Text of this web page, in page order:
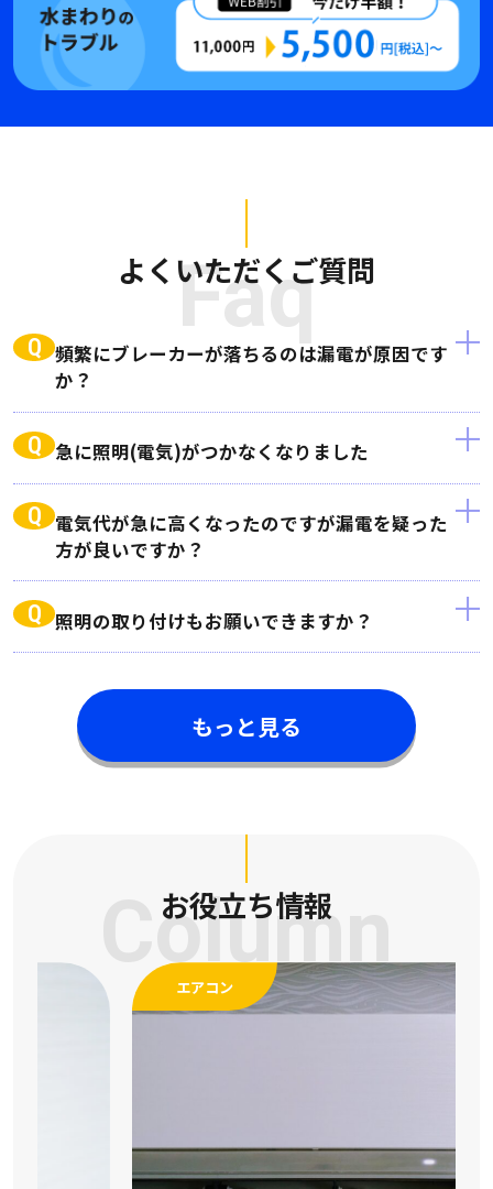
Faq
よくいただくご質問
Q 頻繁にブレーカーが落ちるのは漏電が原因です
か？
Q 急に照明(電気)がつかなくなりました
Q 電気代が急に高くなったのですが漏電を疑った
方が良いですか？
Q 照明の取り付けもお願いできますか？
もっと見る
Column
お役立ち情報
エアコン